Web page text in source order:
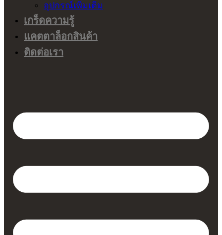
อุปกรณ์เพิ่มเติม
เกร็ดความรู้
แคตตาล็อกสินค้า
ติดต่อเรา